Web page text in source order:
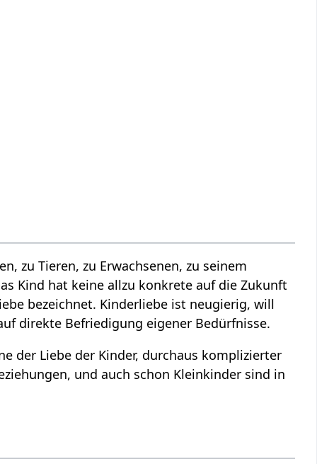
zu Tieren, zu Erwachsenen, zu seinem
Kind hat keine allzu konkrete auf die Zukunft
bezeichnet. Kinderliebe ist neugierig, will
direkte Befriedigung eigener Bedürfnisse.
der Liebe der Kinder, durchaus komplizierter
und auch schon Kleinkinder sind in